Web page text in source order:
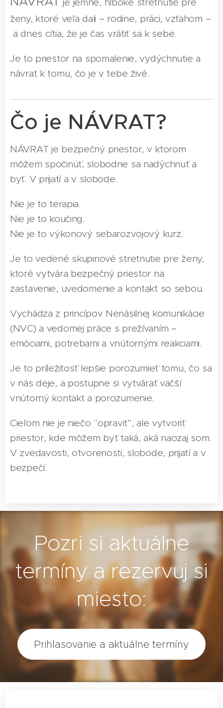
ženy, ktoré veľa dali – rodine, práci, vzťahom –
a dnes cítia, že je čas vrátiť sa k sebe.
Je to priestor na spomalenie, vydýchnutie a
návrat k tomu, čo je v tebe živé.
Čo je NÁVRAT?
NÁVRAT je bezpečný priestor, v ktorom
môžem spočinúť, slobodne sa nadýchnuť a
byť. V prijatí a v slobode.
Nie je to terapia.
Nie je to koučing.
Nie je to výkonový sebarozvojový kurz.
Je to vedené skupinové stretnutie pre ženy,
ktoré vytvára bezpečný priestor na
zastavenie, uvedomenie a kontakt so sebou.
Vychádza z princípov Nenásilnej komunikácie
(NVC) a vedomej práce s prežívaním –
emóciami, potrebami a vnútornými reakciami.
Je to príležitosť lepšie porozumieť tomu, čo sa
v nás deje, a postupne si vytvárať väčší
vnútorný kontakt a porozumenie.
Cieľom nie je niečo "opraviť", ale vytvoriť
priestor, kde môžem byť taká, aká naozaj som.
V zvedavosti, otvorenosti, slobode, prijatí a v
bezpečí.
Pozri si aktuálne
termíny a rezervuj si
miesto:
Prihlasovanie a aktuálne termíny